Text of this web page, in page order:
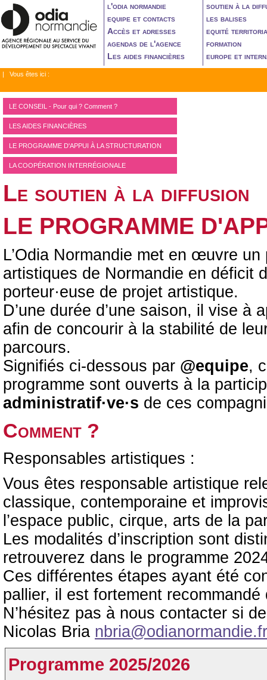
l'odia normandie
equipe et contacts
Accès et adresses
agendas de l'agence
Les aides financières
soutien à la
les balises
equité
formation
europe et
| Vous êtes ici :
LE CONSEIL - Pour qui ? Comment ?
LES AIDES FINANCIÈRES
LE PROGRAMME D'APPUI À LA STRUCTURATION
LA COOPÉRATION INTERRÉGIONALE
Le soutien à la diffusion
LE PROGRAMME
L’Odia Normandie met en œuvre
artistiques de Normandie en déficit
porteur·euse de projet artistique.
D’une durée d’une saison, il vise
afin de concourir à la stabilité de
parcours.
Signifiés ci-dessous par @equipe,
programme sont ouverts à la
administratif·ve·s de ces
Comment ?
Responsables artistiques :
Vous êtes responsable artistique
classique, contemporaine et
l’espace public, cirque, arts de la
Les modalités d’inscription sont
retrouverez dans le programme
Ces différentes étapes ayant été
pallier, il est fortement
N’hésitez pas à nous contacter si
Nicolas Bria nbria@odianormandie.fr
Programme 2025/2026